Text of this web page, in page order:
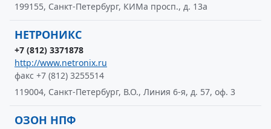
199155, Санкт-Петербург, КИМа просп., д. 13а
НЕТРОНИКС
+7 (812) 3371878
http://www.netronix.ru
факс +7 (812) 3255514
119004, Санкт-Петербург, В.О., Линия 6-я, д. 57, оф. 3
ОЗОН НПФ